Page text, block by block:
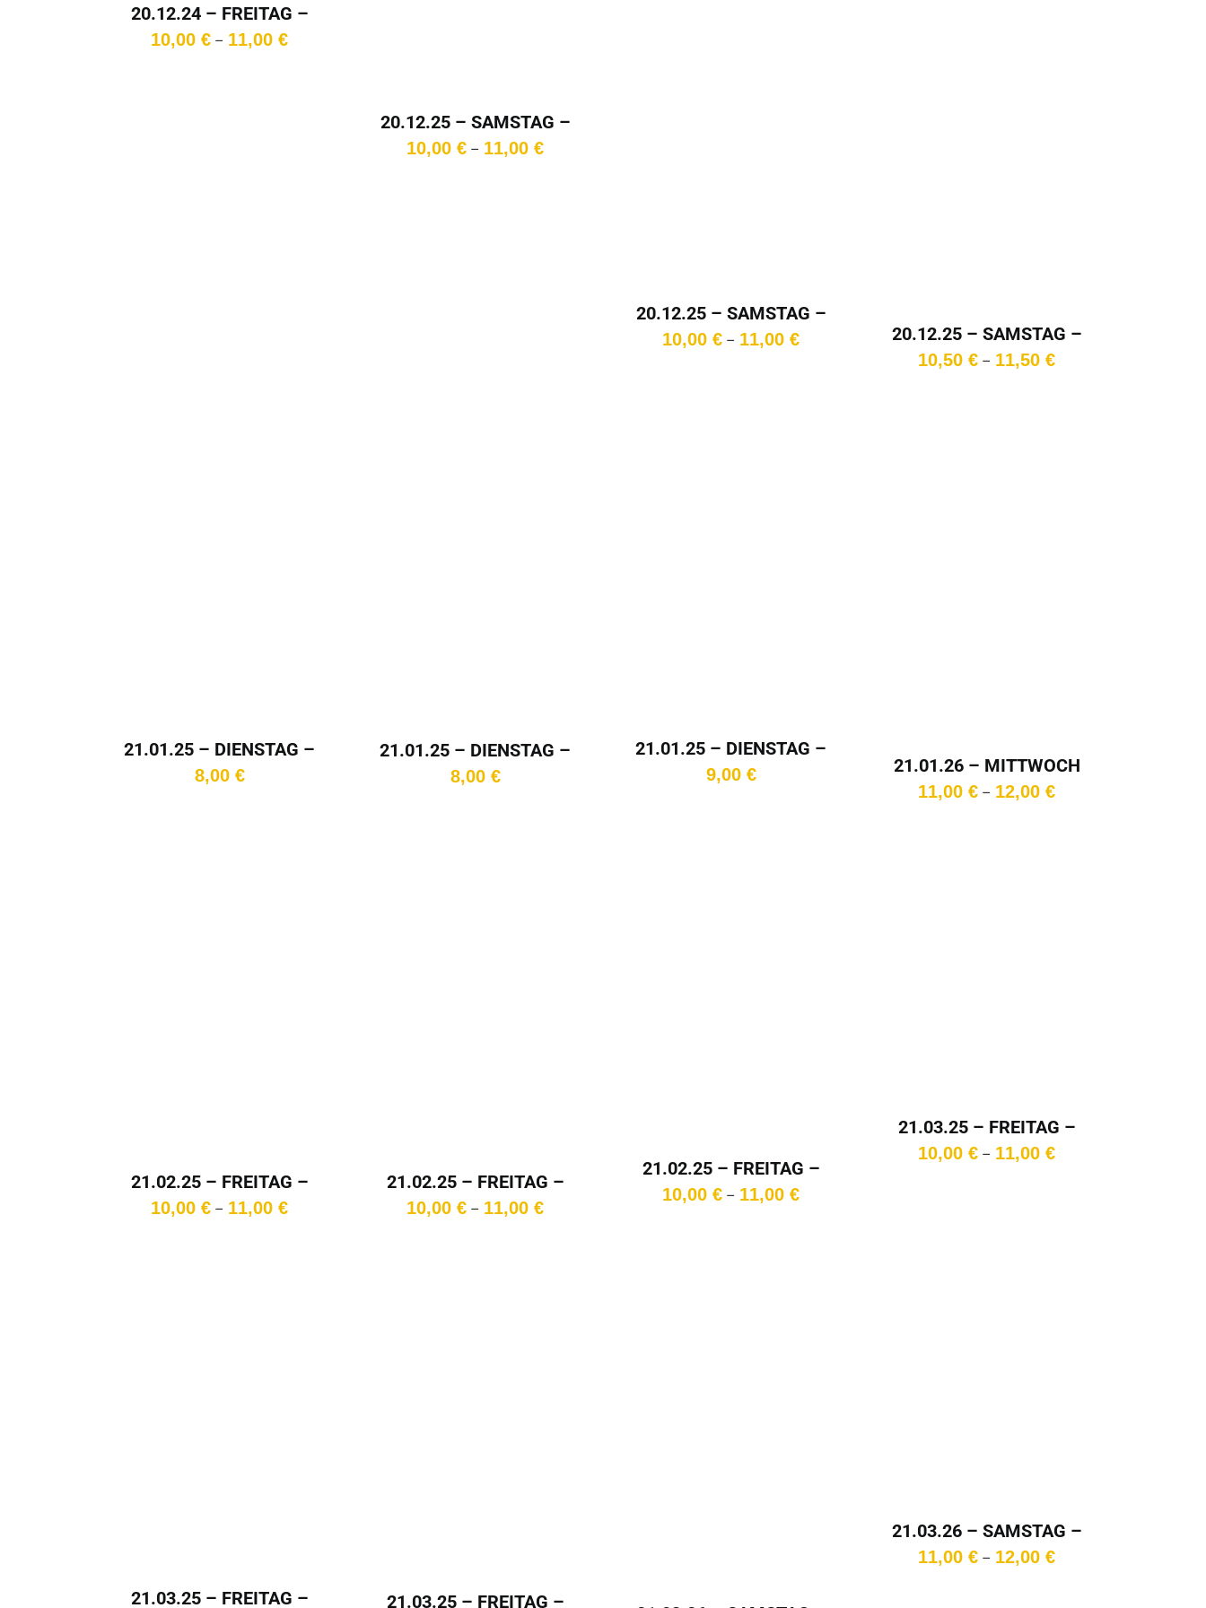
20.12.24 – FREITAG –
20:30 Uhr
10,00 € – 11,00 €Preisspanne:
20.12.25 – SAMSTAG –
15:30 Uhr
10,00 € – 11,00 €Preisspanne:
20.12.25 – SAMSTAG –
18:00Uhr
10,00 € – 11,00 €Preisspanne:
20.12.25 – SAMSTAG –
20:00 Uhr
10,50 € – 11,50 €Preisspanne:
21.01.25 – DIENSTAG –
15:30 Uhr – Kinotag
8,00 €
21.01.25 – DIENSTAG –
17:15 Uhr – Kinotag
8,00 €
21.01.25 – DIENSTAG –
19:30 Uhr – Kinotag
9,00 €
21.01.26 – MITTWOCH
– 18:00 Uhr
11,00 € – 12,00 €Preisspanne:
21.02.25 – FREITAG –
15:45 Uhr
10,00 € – 11,00 €Preisspanne:
21.02.25 – FREITAG –
18:15 Uhr
10,00 € – 11,00 €Preisspanne:
21.02.25 – FREITAG –
20:15 Uhr
10,00 € – 11,00 €Preisspanne:
21.03.25 – FREITAG –
15:30 Uhr
10,00 € – 11,00 €Preisspanne:
21.03.25 – FREITAG –
21.03.25 – FREITAG –
21.03.26 – SAMSTAG –
18:00 Uhr
11,00 € – 12,00 €Preisspanne: